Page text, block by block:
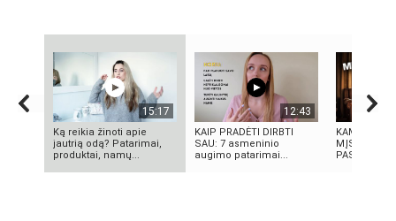
15:17
Ką reikia žinoti apie
jautrią odą? Patarimai,
produktai, namų...
12:43
KAIP PRADĖTI DIRBTI
SAU: 7 asmeninio
augimo patarimai...
MĮSLINGA
PASLAPTIS